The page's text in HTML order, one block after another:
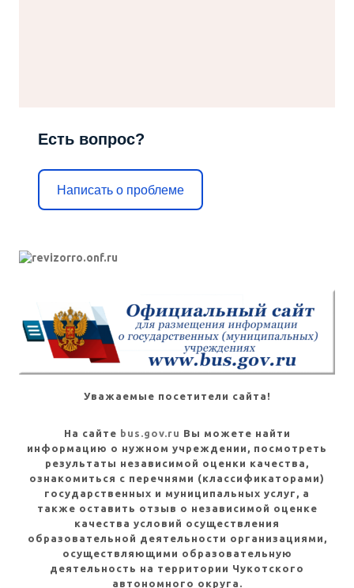
Есть вопрос?
Написать о проблеме
Уважаемые посетители сайта!
На сайте bus.gov.ru Вы можете найти
информацию о нужном учреждении, посмотреть
результаты независимой оценки качества,
ознакомиться с перечнями (классификаторами)
государственных и муниципальных услуг, а
также оставить отзыв о независимой оценке
качества условий осуществления
образовательной деятельности организациями,
осуществляющими образовательную
деятельность на территории Чукотского
автономного округа.